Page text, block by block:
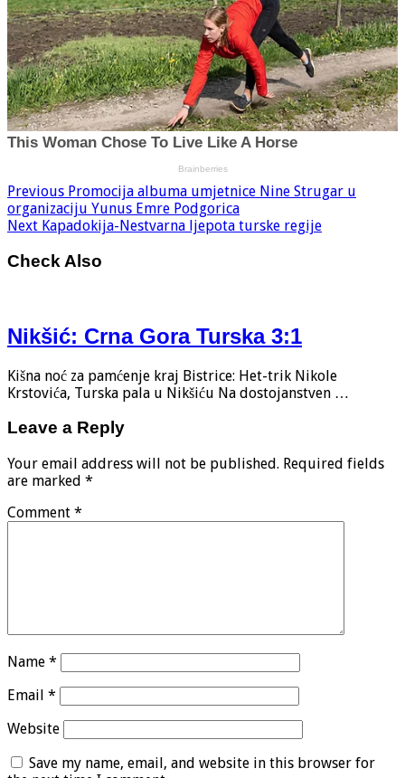
Previous Promocija albuma umjetnice Nine Strugar u
organizaciju Yunus Emre Podgorica
Next Kapadokija-Nestvarna ljepota turske regije
Check Also
Nikšić: Crna Gora Turska 3:1
Kišna noć za pamćenje kraj Bistrice: Het-trik Nikole
Krstovića, Turska pala u Nikšiću Na dostojanstven …
Leave a Reply
Your email address will not be published. Required fields
are marked *
Comment *
Name *
Email *
Website
Save my name, email, and website in this browser for